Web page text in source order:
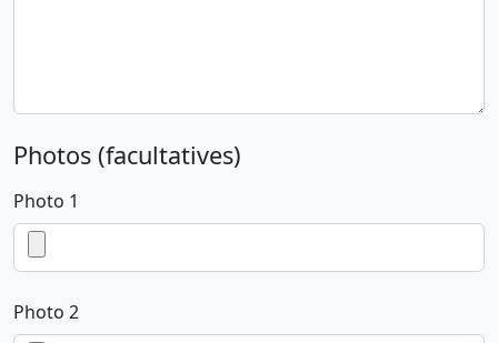
Photos (facultatives)
Photo 1
Photo 2